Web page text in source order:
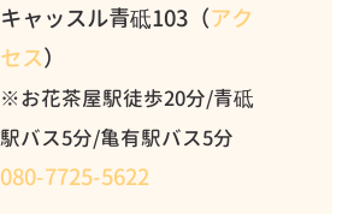
キャッスル青砥103（アク
セス）
※お花茶屋駅徒歩20分/青砥
駅バス5分/亀有駅バス5分
080-7725-5622